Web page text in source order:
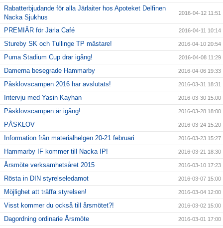
Rabatterbjudande för alla Järlaiter hos Apoteket Delfinen
Nacka Sjukhus
2016-04-12 11:51
PREMIÄR för Järla Café 2016-04-11 10:14
Stureby SK och Tullinge TP mästare! 2016-04-10 20:54
Puma Stadium Cup drar igång! 2016-04-08 11:29
Damerna besegrade Hammarby 2016-04-06 19:33
Påsklovscampen 2016 har avslutats! 2016-03-31 18:31
Intervju med Yasin Kayhan 2016-03-30 15:00
Påsklovscampen är igång! 2016-03-28 18:00
PÅSKLOV 2016-03-24 15:20
Information från materialhelgen 20-21 februari 2016-03-23 15:27
Hammarby IF kommer till Nacka IP! 2016-03-21 18:30
Årsmöte verksamhetsåret 2015 2016-03-10 17:23
Rösta in DIN styrelseledamot 2016-03-07 15:00
Möjlighet att träffa styrelsen! 2016-03-04 12:00
Visst kommer du också till årsmötet?! 2016-03-02 15:00
Dagordning ordinarie Årsmöte 2016-03-01 17:00